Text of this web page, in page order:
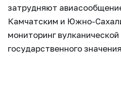
затрудняют
Камчатским и Южно-
мониторинг
государственного